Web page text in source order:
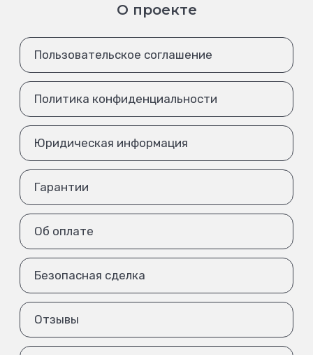
О проекте
Пользовательское соглашение
Политика конфиденциальности
Юридическая информация
Гарантии
Об оплате
Безопасная сделка
Отзывы